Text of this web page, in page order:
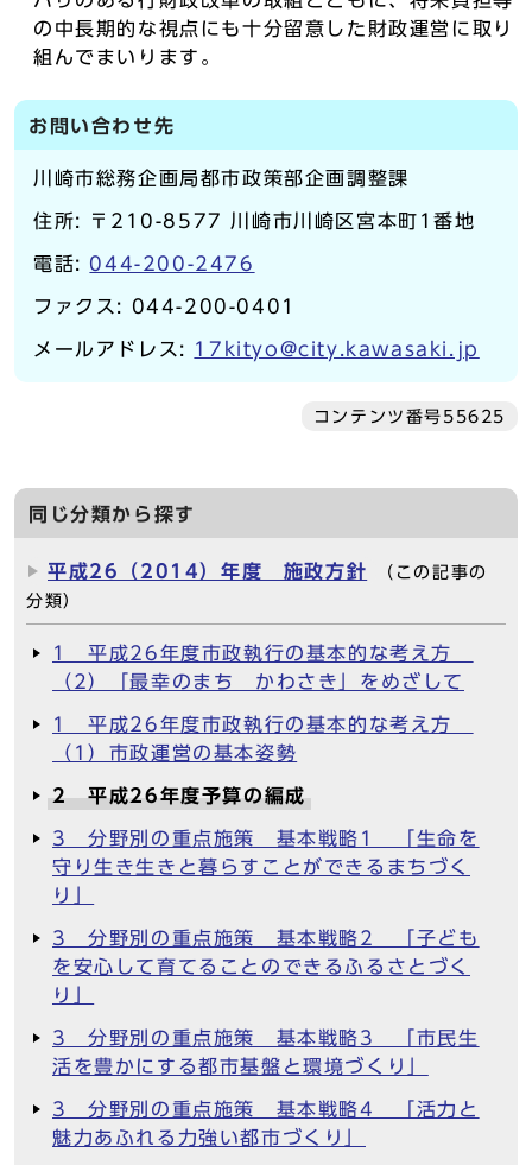
の中長期的な視点にも十分留意した財政運営に取り
組んでまいります。
お問い合わせ先
川崎市総務企画局都市政策部企画調整課
住所: 〒210-8577 川崎市川崎区宮本町1番地
電話: 044-200-2476
ファクス: 044-200-0401
メールアドレス: 17kityo@city.kawasaki.jp
コンテンツ番号55625
同じ分類から探す
平成26（2014）年度 施政方針
（この記事の
分類）
1 平成26年度市政執行の基本的な考え方
（2）「最幸のまち かわさき」をめざして
1 平成26年度市政執行の基本的な考え方
（1）市政運営の基本姿勢
2 平成26年度予算の編成
3 分野別の重点施策 基本戦略1 「生命を
守り生き生きと暮らすことができるまちづく
り」
3 分野別の重点施策 基本戦略2 「子ども
を安心して育てることのできるふるさとづく
り」
3 分野別の重点施策 基本戦略3 「市民生
活を豊かにする都市基盤と環境づくり」
3 分野別の重点施策 基本戦略4 「活力と
魅力あふれる力強い都市づくり」